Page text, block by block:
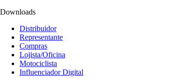
Downloads
Distribuidor
Representante
Compras
Lojista/Oficina
Motociclista
Influenciador Digital